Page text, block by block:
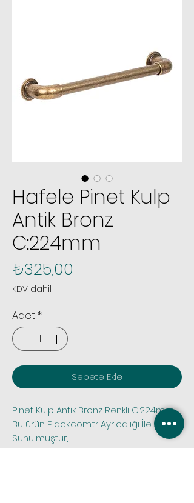
Hafele Pinet Kulp
Antik Bronz
C:224mm
₺325,00
KDV dahil
Adet *
Sepete Ekle
Pinet Kulp Antik Bronz Renkli C:224mm,
Bu ürün Plack.com.tr Ayrıcalığı İle Satışa
Sunulmuştur,